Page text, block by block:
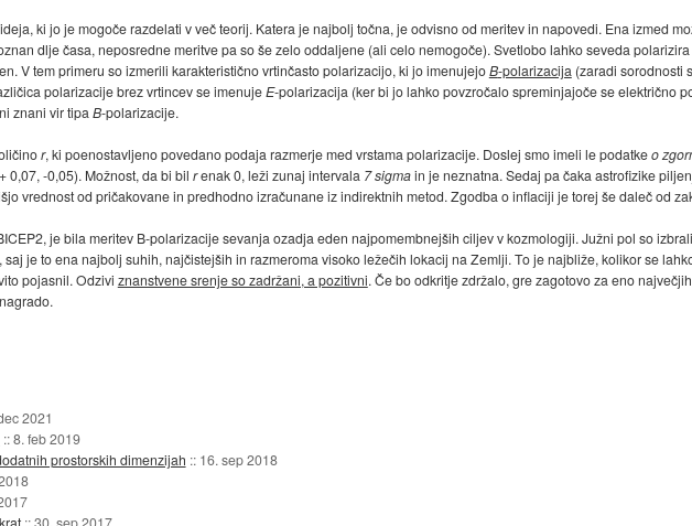
ki jo je mogoče razdelati v več teorij. Katera je najbolj točna, je odvisno od meritev in napovedi. Ena izmed
dlje časa, neposredne meritve pa so še zelo oddaljene (ali celo nemogoče). Svetlobo lahko seveda
V tem primeru so izmerili karakteristično vrtinčasto polarizacijo, ki jo imenujejoB-polarizacija (zaradi sorodnosti s
polarizacije brez vrtincev se imenujeE-polarizacija (ker bi jo lahko povzročalo spreminjajoče se električno
znani vir tipa B-polarizacije.
r, ki poenostavljeno povedano podaja razmerje med vrstama polarizacije. Doslej smo imeli le podatkeo
0,07, -0,05). Možnost, da bi bil renak 0, leži zunaj intervala 7 sigmain je neznatna. Sedaj pa čaka astrofizike
vrednost od pričakovane in predhodno izračunane iz indirektnih metod. Zgodba o inflaciji je torej še daleč od
je bila meritev B-polarizacije sevanja ozadja eden najpomembnejših ciljev v kozmologiji. Južni pol so
je to ena najbolj suhih, najčistejših in razmeroma visoko ležečih lokacij na Zemlji. To je najbliže, kolikor se
pojasnil. Odzivi znanstvene srenje so zadržani, a pozitivni. Če bo odkritje zdržalo, gre zagotovo za eno
2021
::8. feb 2019
prostorskih dimenzijah :: 16. sep 2018